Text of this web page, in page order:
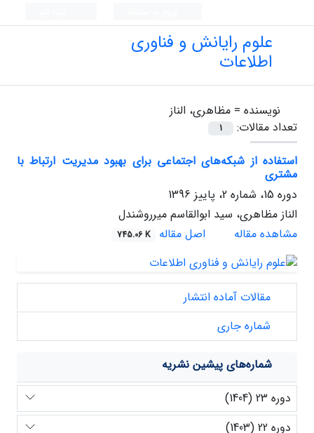
علوم رایانش و فناوری
اطلاعات
نویسنده = مظاهری، الناز
تعداد مقالات:
1
استفاده از شبکه‌های اجتماعی برای بهبود مدیریت ارتباط با
مشتری
دوره 15، شماره 2، پاییز 1396
الناز مظاهری، سید ابوالقاسم میرروشندل
مشاهده مقاله
اصل مقاله 745.06 K
مقالات آماده انتشار
شماره جاری
شماره‌های پیشین نشریه
دوره 23 (1404)
دوره 22 (1403)